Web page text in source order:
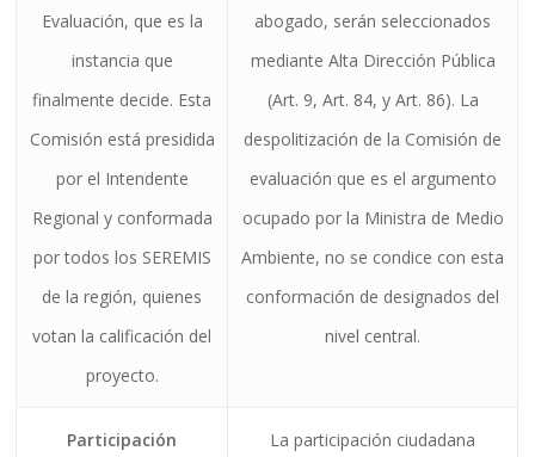
Evaluación, que es la
instancia que
finalmente decide. Esta
Comisión está presidida
por el Intendente
Regional y conformada
por todos los SEREMIS
de la región, quienes
votan la calificación del
proyecto.
abogado, serán seleccionados
mediante Alta Dirección Pública
(Art. 9, Art. 84, y Art. 86). La
despolitización de la Comisión de
evaluación que es el argumento
ocupado por la Ministra de Medio
Ambiente, no se condice con esta
conformación de designados del
nivel central.
Participación
La participación ciudadana